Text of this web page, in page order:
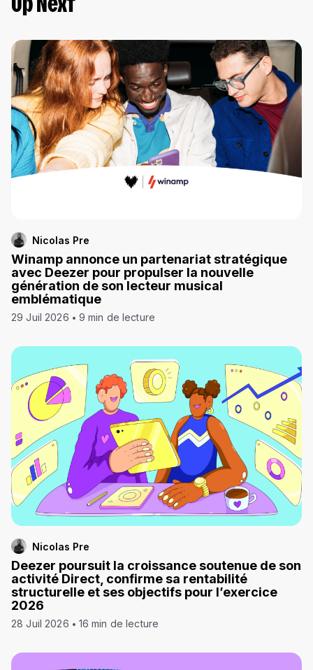
Up Next
Nicolas Pre
Winamp annonce un partenariat stratégique
avec Deezer pour propulser la nouvelle
génération de son lecteur musical
emblématique
29 Juil 2026 9 min de lecture
Nicolas Pre
Deezer poursuit la croissance soutenue de son
activité Direct, confirme sa rentabilité
structurelle et ses objectifs pour l’exercice
2026
28 Juil 2026 16 min de lecture